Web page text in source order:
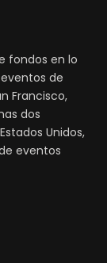
fondos en lo
de
Francisco,
dos
Unidos,
eventos